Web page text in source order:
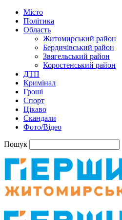
Місто
Політика
Область
Житомирський район
Бердичівський район
Звягельський район
Коростенський район
ДТП
Кримінал
Гроші
Спорт
Цікаво
Скандали
Фото/Відео
Пошук